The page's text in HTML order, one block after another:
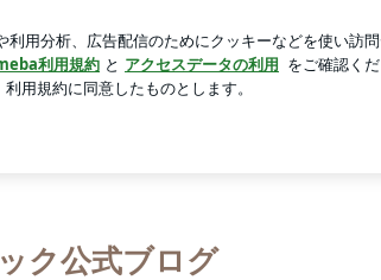
ロ
ク公式ブログ